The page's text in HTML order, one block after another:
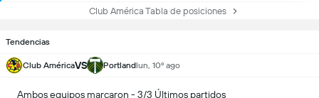
Club América Tabla de posiciones
Tendencias
Club AméricaVS Portlandlun, 10º ago
Ambos equipos marcaron - 3/3 Últimos partidos